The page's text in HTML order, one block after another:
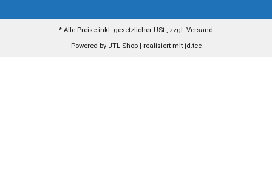
* Alle Preise inkl. gesetzlicher USt., zzgl. Versand
Powered by JTL-Shop | realisiert mit jd.tec